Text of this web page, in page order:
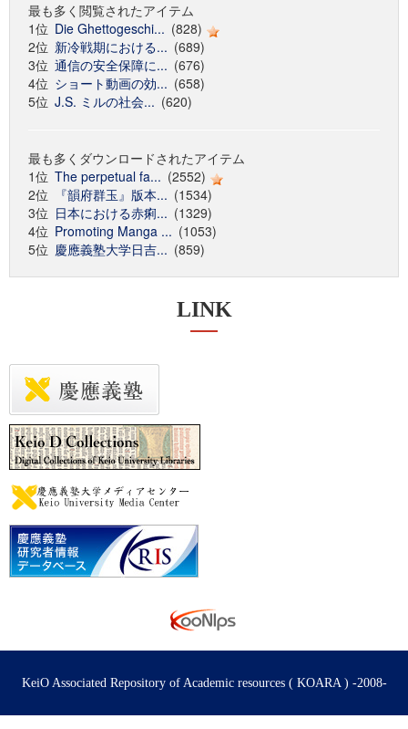
最も多く閲覧されたアイテム
1位 Die Ghettogeschi... (828)
2位 新冷戦期における... (689)
3位 通信の安全保障に... (676)
4位 ショート動画の効... (658)
5位 J.S. ミルの社会... (620)
最も多くダウンロードされたアイテム
1位 The perpetual fa... (2552)
2位
『韻府群玉』版本... (1534)
3位 日本における赤痢... (1329)
4位 Promoting Manga ... (1053)
5位 慶應義塾大学日吉... (859)
LINK
KeiO Associated Repository of Academic resources ( KOARA ) -2008-